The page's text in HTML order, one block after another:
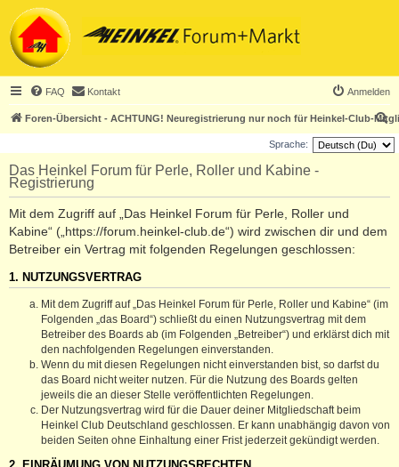
FAQ Kontakt Anmelden
Foren-Übersicht - ACHTUNG! Neuregistrierung nur noch für Heinkel-Club-
S
u
Sprache:
Das Heinkel Forum für Perle, Roller und Kabine -
Registrierung
Mit dem Zugriff auf „Das Heinkel Forum für Perle, Roller und
Kabine“ („https://forum.heinkel-club.de“) wird zwischen dir und dem
Betreiber ein Vertrag mit folgenden Regelungen geschlossen:
1. NUTZUNGSVERTRAG
Mit dem Zugriff auf „Das Heinkel Forum für Perle, Roller und Kabine“ (im
Folgenden „das Board“) schließt du einen Nutzungsvertrag mit dem
Betreiber des Boards ab (im Folgenden „Betreiber“) und erklärst dich mit
den nachfolgenden Regelungen einverstanden.
Wenn du mit diesen Regelungen nicht einverstanden bist, so darfst du
das Board nicht weiter nutzen. Für die Nutzung des Boards gelten
jeweils die an dieser Stelle veröffentlichten Regelungen.
Der Nutzungsvertrag wird für die Dauer deiner Mitgliedschaft beim
Heinkel Club Deutschland geschlossen. Er kann unabhängig davon von
beiden Seiten ohne Einhaltung einer Frist jederzeit gekündigt werden.